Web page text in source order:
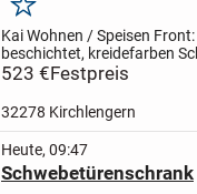
Merken
Kai Wohnen / Speisen
beschichtet, kreidefarben
Rahmen für Glastüren MDF
523 €Festpreis
32278 Kirchlengern
Heute, 09:47
Schwebetürenschrank